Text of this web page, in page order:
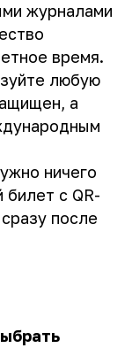
журналами
время.
любую
а
ничего
билет с QR-
после